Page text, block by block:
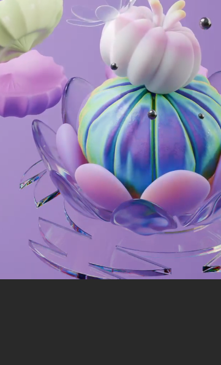
formación
Soluciones
planes
concretas de